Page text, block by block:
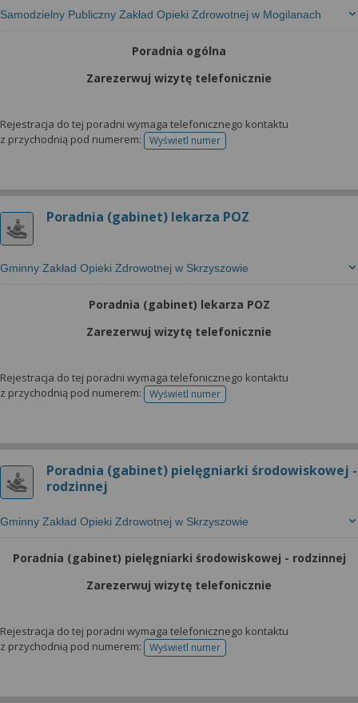
Samodzielny Publiczny Zakład Opieki Zdrowotnej w Mogilanach
Poradnia ogólna
Zarezerwuj wizytę telefonicznie
Rejestracja do tej poradni wymaga telefonicznego kontaktu
z przychodnią pod numerem:
Wyświetl numertelefonu do rejestracji
Poradnia (gabinet) lekarza POZ
Gminny Zakład Opieki Zdrowotnej w Skrzyszowie
Poradnia (gabinet) lekarza POZ
Zarezerwuj wizytę telefonicznie
Rejestracja do tej poradni wymaga telefonicznego kontaktu
z przychodnią pod numerem:
Wyświetl numertelefonu do rejestracji
Poradnia (gabinet) pielęgniarki środowiskowej -
rodzinnej
Gminny Zakład Opieki Zdrowotnej w Skrzyszowie
Poradnia (gabinet) pielęgniarki środowiskowej - rodzinnej
Zarezerwuj wizytę telefonicznie
Rejestracja do tej poradni wymaga telefonicznego kontaktu
z przychodnią pod numerem:
Wyświetl numertelefonu do rejestracji